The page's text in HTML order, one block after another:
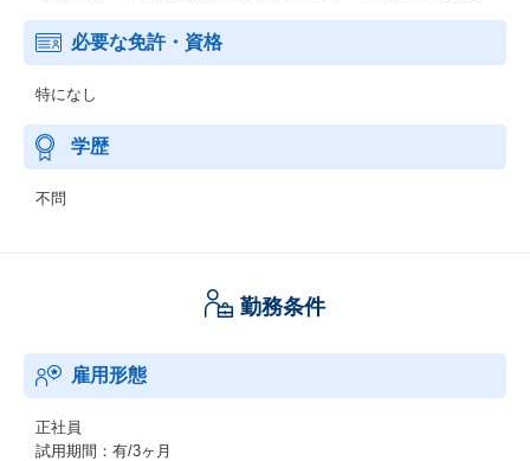
必要な免許・資格
特になし
学歴
不問
勤務条件
雇用形態
正社員
試用期間：有/3ヶ月